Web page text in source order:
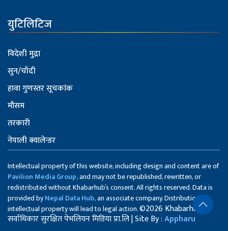
युटिलिटिज
विदेशी मुद्रा
सुन/चाँदी
हावा गुणस्तर सूचकांक
मौसम
तरकारी
नेपाली क्यालेन्डर
Intellectual property of this website, including design and content are of
Pavilion Media Group,and may not be republished, rewritten, or
redistributed without Khabarhub’s consent. All rights reserved. Data is
provided byNepal Data Hub,an associate company. Distribution of
intellectual property will lead to legal action.©2026 Khabarhub
सर्वाधिकार सुरक्षित पेभलियन मिडिया प्रा.लि | Site By :Appharu